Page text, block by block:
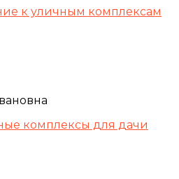
к уличным комплексам
комплексы для дачи